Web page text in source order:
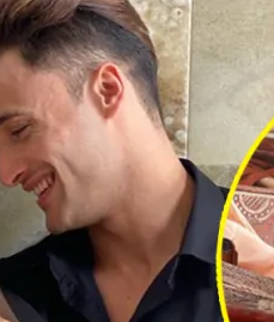
बीच
का
Bina’
सौंग
हुआ